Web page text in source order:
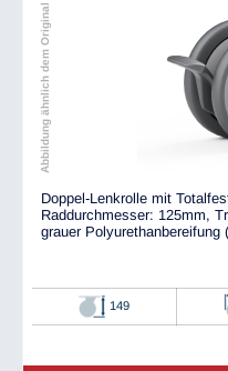
Abbildung ähnlich dem Original
Doppel-Lenkrolle mit
Raddurchmesser: 125mm,
grauer Polyurethanbereifung
149